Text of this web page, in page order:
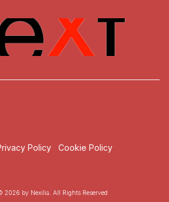
Policy
Cookie Policy
2026 by Nexilia. All Rights Reserved